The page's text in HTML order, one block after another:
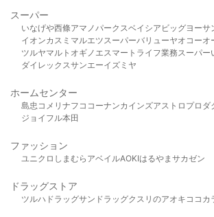
スーパー
いなげや西條アマノパークスベイシア ビッグヨーサ
イオンカスミ マルエツスーパーバリューヤオコーオ
ツルヤマルト オギノ エスマート ライフ業務スーパー
ダイレックスサンエーイズミヤ
ホームセンター
島忠 コメリ ナフコ コーナンカインズアストロプロダ
ジョイフル本田
ファッション
ユニクロ しまむら アベイルAOKIはるやま サカゼン
ドラッグストア
ツルハドラッグサンドラッグクスリのアオキ ココカ